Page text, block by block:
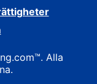
Alla